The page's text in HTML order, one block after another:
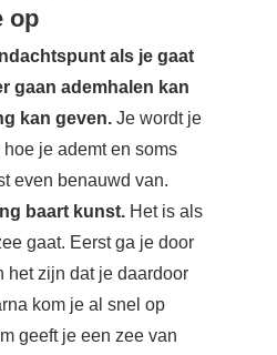
op
als je gaat
gaan ademhalen kan
kan geven. Je wordt je
je ademt en soms
even benauwd van.
baart kunst. Het is als
gaat. Eerst ga je door
het zijn dat je daardoor
kom je al snel op
geeft je een zee van